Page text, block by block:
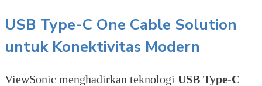
USB Type-C One Cable Solution
untuk Konektivitas Modern
ViewSonic menghadirkan teknologi USB Type-C